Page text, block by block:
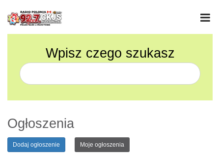
Wpisz czego szukasz
Ogłoszenia
Dodaj ogłoszenie Moje ogłoszenia